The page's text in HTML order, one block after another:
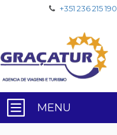
+351 236 215 190
MENU